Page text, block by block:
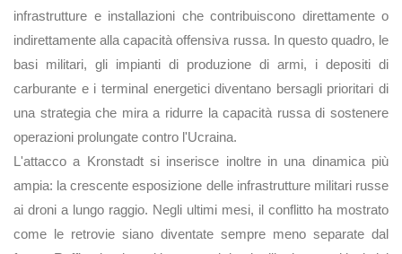
infrastrutture e installazioni che contribuiscono direttamente o
indirettamente alla capacità offensiva russa. In questo quadro, le
basi militari, gli impianti di produzione di armi, i depositi di
carburante e i terminal energetici diventano bersagli prioritari di
una strategia che mira a ridurre la capacità russa di sostenere
operazioni prolungate contro l'Ucraina.
L'attacco a Kronstadt si inserisce inoltre in una dinamica più
ampia: la crescente esposizione delle infrastrutture militari russe
ai droni a lungo raggio. Negli ultimi mesi, il conflitto ha mostrato
come le retrovie siano diventate sempre meno separate dal